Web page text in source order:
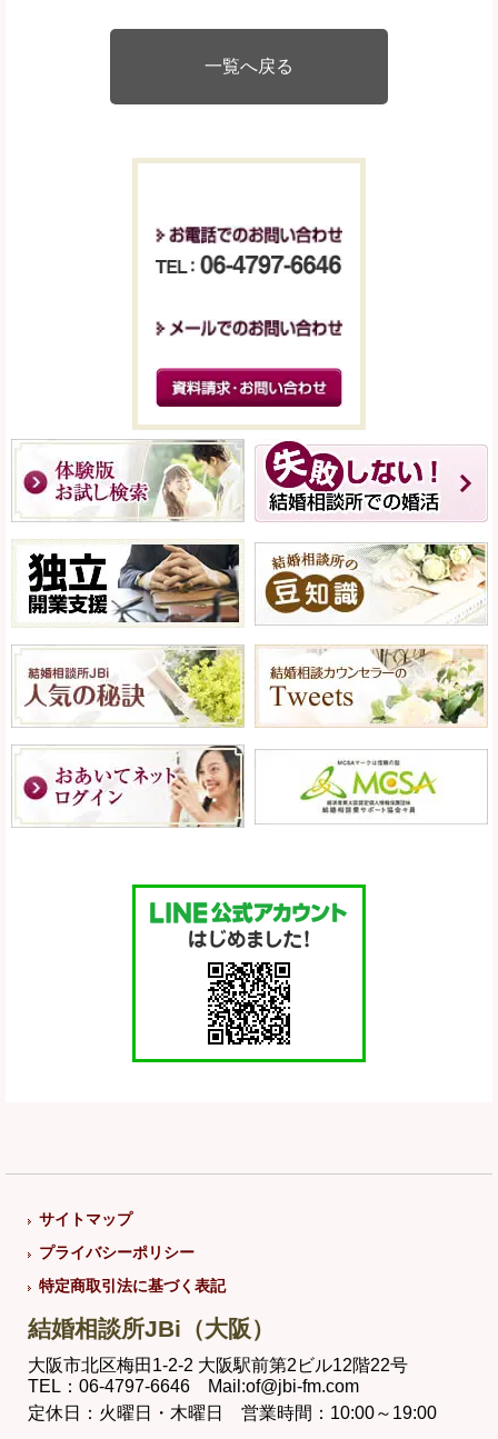
一覧へ戻る
サイトマップ
プライバシーポリシー
特定商取引法に基づく表記
結婚相談所JBi（大阪）
大阪市北区梅田1-2-2 大阪駅前第2ビル12階22号
TEL：06-4797-6646 Mail:of@jbi-fm.com
定休日：火曜日・木曜日 営業時間：10:00～19:00